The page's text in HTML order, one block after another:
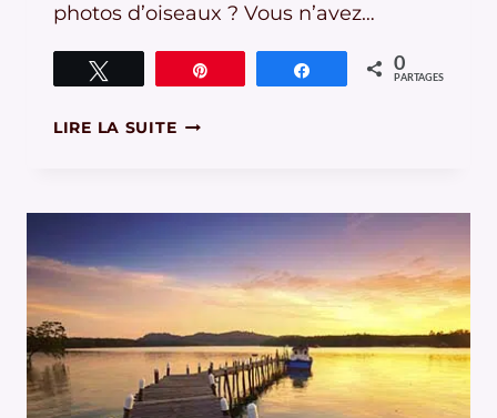
photos d’oiseaux ? Vous n’avez…
Partagez 0
PARTAGES
LIRE LA SUITE11
BONNES
PHOTOS
D’OISEAUX